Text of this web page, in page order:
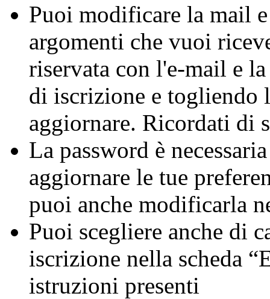
Puoi modificare la mail
argomenti che vuoi
riservata con l'e-mail e
di iscrizione e togliendo
aggiornare. Ricordati di
La password è
aggiornare le tue
puoi anche modificarla
Puoi scegliere anche di
iscrizione nella scheda
istruzioni presenti